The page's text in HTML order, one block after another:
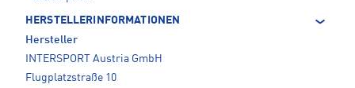
HERSTELLERINFORMATIONEN
Hersteller
INTERSPORT Austria GmbH
Flugplatzstraße 10